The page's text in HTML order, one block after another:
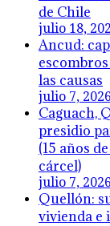
de Chile
julio 18,
Ancud:
las causas
julio 7, 2026
Caguach,
presidio
(15 años
cárcel)
julio 7, 2026
Quellón:
vivienda e